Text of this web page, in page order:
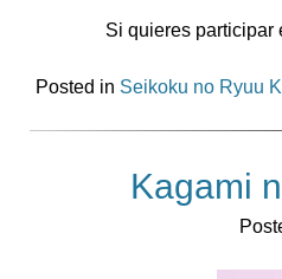
Si quieres participar
Posted in Seikoku no Ryuu
Kagami